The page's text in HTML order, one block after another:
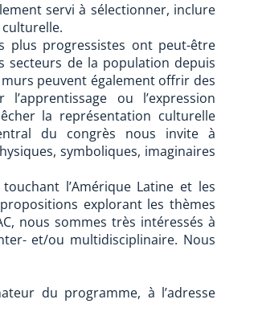
servi à sélectionner, inclure
plus progressistes ont peut-être
secteurs de la population depuis
peuvent également offrir des
ou l’expression
la représentation culturelle
du congrès nous invite à
symboliques, imaginaires
l’Amérique Latine et les
explorant les thèmes
nous sommes très intéressés à
et/ou multidisciplinaire. Nous
du programme, à l’adresse